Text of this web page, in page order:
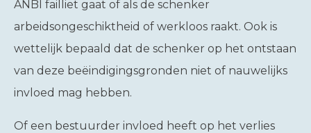
ANBI failliet gaat of als de schenker
arbeidsongeschiktheid of werkloos raakt. Ook is
wettelijk bepaald dat de schenker op het ontstaan
van deze beëindigingsgronden niet of nauwelijks
invloed mag hebben.
Of een bestuurder invloed heeft op het verlies